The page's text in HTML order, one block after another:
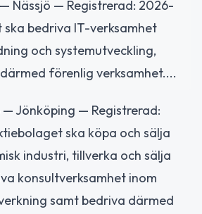
— Nässjö — Registrerad: 2026-
bedriva IT-verksamhet
och systemutveckling,
förenlig verksamhet....
— Jönköping — Registrerad:
ska köpa och sälja
industri, tillverka och sälja
konsultverksamhet inom
samt bedriva därmed